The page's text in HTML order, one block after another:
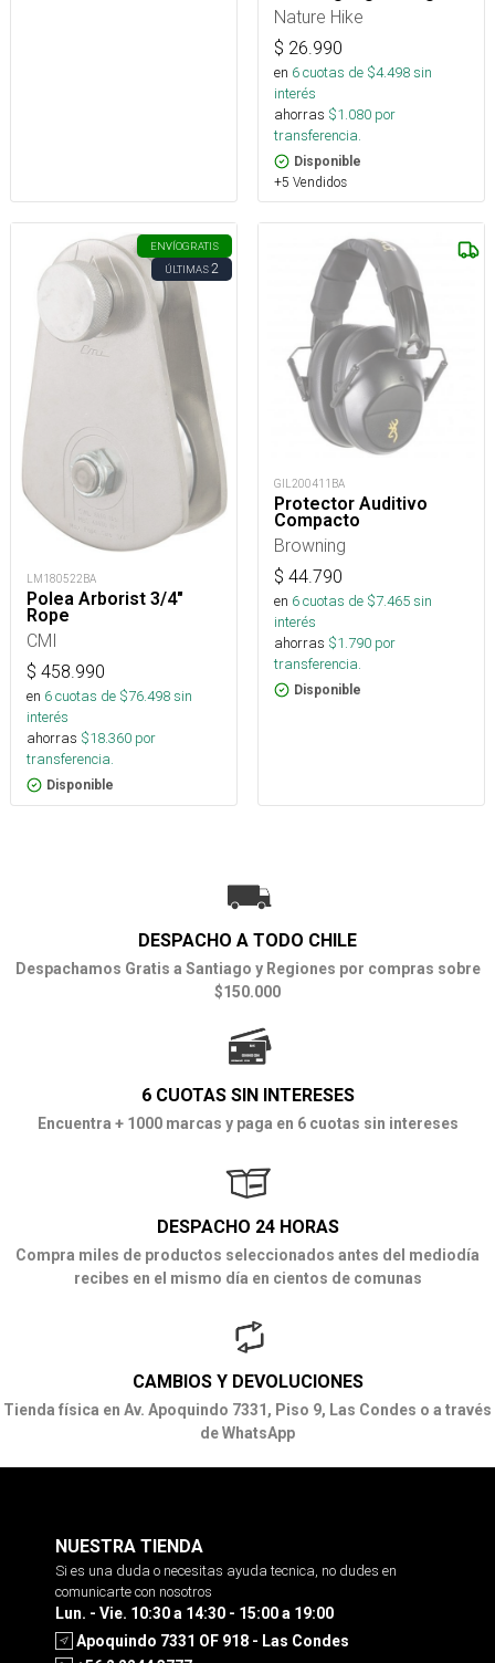
Nature Hike
$ 26.990
en 6cuotas de $4.498sin
interés
ahorras $1.080 por
transferencia.
Disponible
+5 Vendidos
ENVÍOGRATIS
ÚLTIMAS2
LM180522BA
Polea Arborist 3/4"
Rope
CMI
$ 458.990
en 6cuotas de $76.498sin
interés
ahorras $18.360 por
transferencia.
Disponible
GIL200411BA
Protector Auditivo
Compacto
Browning
$ 44.790
en 6cuotas de $7.465sin
interés
ahorras $1.790 por
transferencia.
Disponible
DESPACHO A TODO CHILE
Despachamos Gratis a Santiago y Regiones por compras sobre
$150.000
6 CUOTAS SIN INTERESES
Encuentra + 1000 marcas y paga en 6 cuotas sin intereses
DESPACHO 24 HORAS
Compra miles de productos seleccionados antes del mediodía
recibes en el mismo día en cientos de comunas
CAMBIOS Y DEVOLUCIONES
Tienda física en Av. Apoquindo 7331, Piso 9, Las Condes o a través
de WhatsApp
NUESTRA TIENDA
Si es una duda o necesitas ayuda tecnica, no dudes en
comunicarte con nosotros
Lun. - Vie. 10:30 a 14:30 - 15:00 a 19:00
Apoquindo 7331 OF 918 - Las Condes